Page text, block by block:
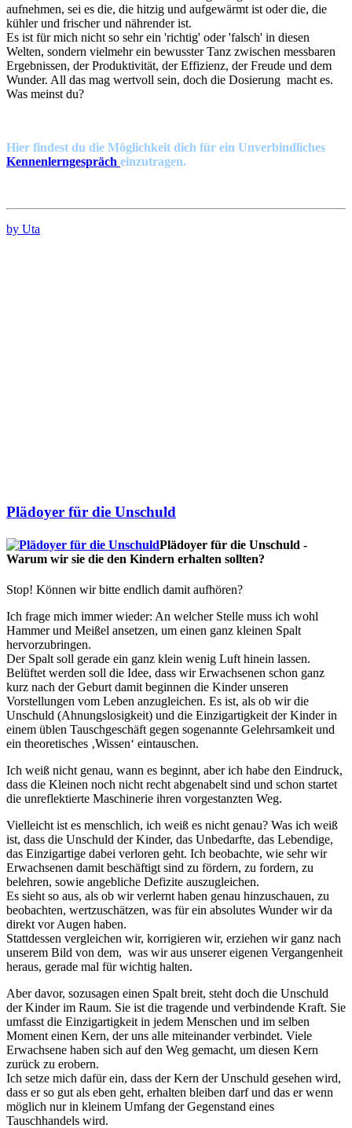
aufnehmen, sei es die, die hitzig und aufgewärmt ist oder die, die
kühler und frischer und nährender ist.
Es ist für mich nicht so sehr ein 'richtig' oder 'falsch' in diesen
Welten, sondern vielmehr ein bewusster Tanz zwischen messbaren
Ergebnissen, der Produktivität, der Effizienz, der Freude und dem
Wunder. All das mag wertvoll sein, doch die Dosierung macht es.
Was meinst du?
Hier findest du die Möglichkeit dich für ein Unverbindliches
Kennenlerngespräch einzutragen.
by Uta
Plädoyer für die Unschuld
Plädoyer für die Unschuld -
Warum wir sie die den Kindern erhalten sollten?
Stop! Können wir bitte endlich damit aufhören?
Ich frage mich immer wieder: An welcher Stelle muss ich wohl
Hammer und Meißel ansetzen, um einen ganz kleinen Spalt
hervorzubringen.
Der Spalt soll gerade ein ganz klein wenig Luft hinein lassen.
Belüftet werden soll die Idee, dass wir Erwachsenen schon ganz
kurz nach der Geburt damit beginnen die Kinder unseren
Vorstellungen vom Leben anzugleichen. Es ist, als ob wir die
Unschuld (Ahnungslosigkeit) und die Einzigartigkeit der Kinder in
einem üblen Tauschgeschäft gegen sogenannte Gelehrsamkeit und
ein theoretisches ‚Wissen‘ eintauschen.
Ich weiß nicht genau, wann es beginnt, aber ich habe den Eindruck,
dass die Kleinen noch nicht recht abgenabelt sind und schon startet
die unreflektierte Maschinerie ihren vorgestanzten Weg.
Vielleicht ist es menschlich, ich weiß es nicht genau? Was ich weiß
ist, dass die Unschuld der Kinder, das Unbedarfte, das Lebendige,
das Einzigartige dabei verloren geht. Ich beobachte, wie sehr wir
Erwachsenen damit beschäftigt sind zu fördern, zu fordern, zu
belehren, sowie angebliche Defizite auszugleichen.
Es sieht so aus, als ob wir verlernt haben genau hinzuschauen, zu
beobachten, wertzuschätzen, was für ein absolutes Wunder wir da
direkt vor Augen haben.
Stattdessen vergleichen wir, korrigieren wir, erziehen wir ganz nach
unserem Bild von dem, was wir aus unserer eigenen Vergangenheit
heraus, gerade mal für wichtig halten.
Aber davor, sozusagen einen Spalt breit, steht doch die Unschuld
der Kinder im Raum. Sie ist die tragende und verbindende Kraft. Sie
umfasst die Einzigartigkeit in jedem Menschen und im selben
Moment einen Kern, der uns alle miteinander verbindet. Viele
Erwachsene haben sich auf den Weg gemacht, um diesen Kern
zurück zu erobern.
Ich setze mich dafür ein, dass der Kern der Unschuld gesehen wird,
dass er so gut als eben geht, erhalten bleiben darf und das er wenn
möglich nur in kleinem Umfang der Gegenstand eines
Tauschhandels wird.